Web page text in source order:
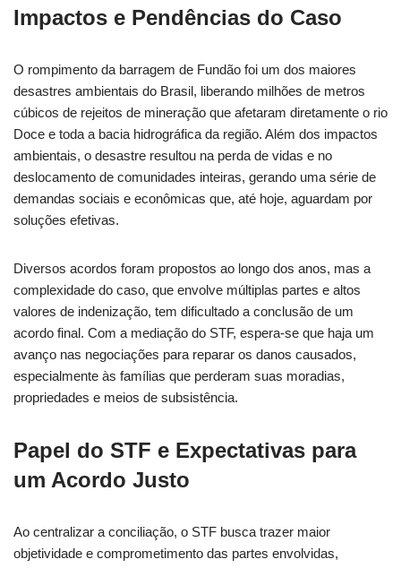
Impactos e Pendências do Caso
O rompimento da barragem de Fundão foi um dos maiores
desastres ambientais do Brasil, liberando milhões de metros
cúbicos de rejeitos de mineração que afetaram diretamente o rio
Doce e toda a bacia hidrográfica da região. Além dos impactos
ambientais, o desastre resultou na perda de vidas e no
deslocamento de comunidades inteiras, gerando uma série de
demandas sociais e econômicas que, até hoje, aguardam por
soluções efetivas.
Diversos acordos foram propostos ao longo dos anos, mas a
complexidade do caso, que envolve múltiplas partes e altos
valores de indenização, tem dificultado a conclusão de um
acordo final. Com a mediação do STF, espera-se que haja um
avanço nas negociações para reparar os danos causados,
especialmente às famílias que perderam suas moradias,
propriedades e meios de subsistência.
Papel do STF e Expectativas para
um Acordo Justo
Ao centralizar a conciliação, o STF busca trazer maior
objetividade e comprometimento das partes envolvidas,